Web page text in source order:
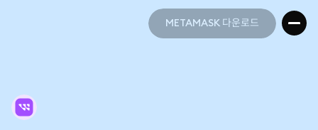
METAMASK 다운로드